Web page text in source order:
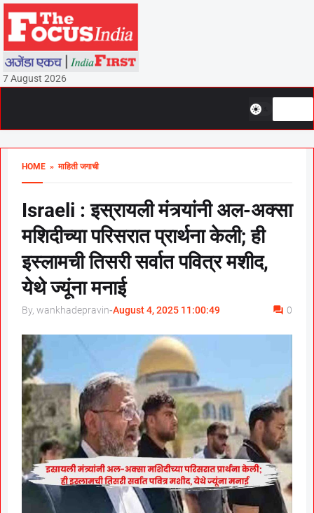
7 August 2026
HOME » माहिती जगाची
Israeli : इस्रायली मंत्र्यांनी अल-अक्सा
मशिदीच्या परिसरात प्रार्थना केली; ही
इस्लामची तिसरी सर्वात पवित्र मशीद,
येथे ज्यूंना मनाई
By, wankhadepravin-August 4, 2025 11:00:49 0